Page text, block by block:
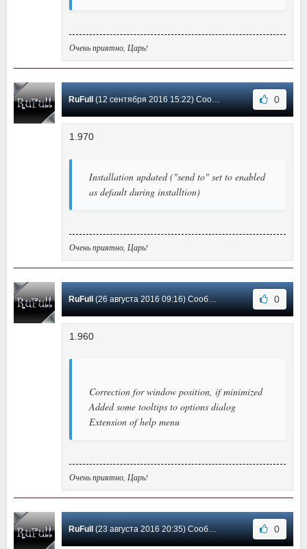
Очень приятно, Царь!
RuFull (12 сентября 2016 15:22) Сообщение #31 0
1.970
Installation updated ("send to" set to enabled
as default during installtion)
Очень приятно, Царь!
RuFull (26 августа 2016 09:16) Сообщение #30 0
1.960
Correction for window position, if minimized
Added some tooltips to options dialog
Extension of help menu
Очень приятно, Царь!
RuFull (23 августа 2016 20:35) Сообщение #29 0